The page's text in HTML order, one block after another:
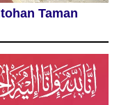
Taman